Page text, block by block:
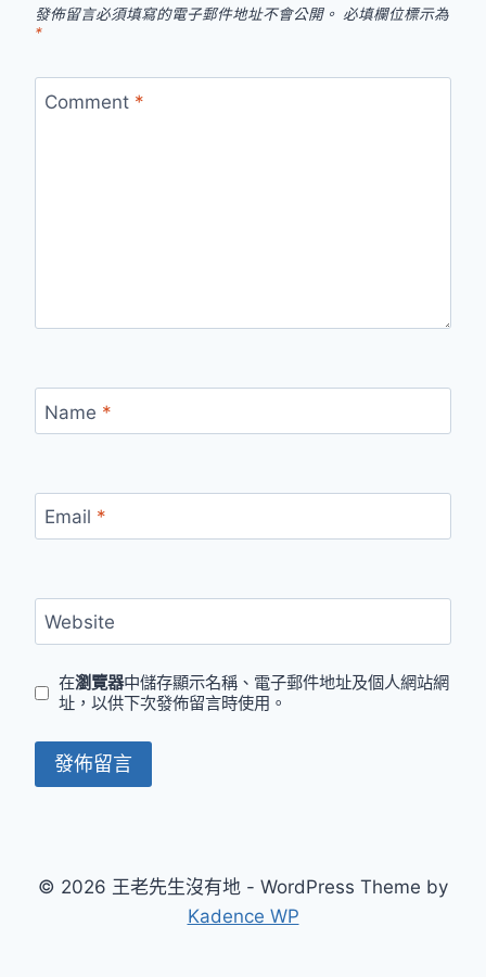
發佈留言必須填寫的電子郵件地址不會公開。 必填欄位標示為
*
Comment *
Name *
Email *
Website
在瀏覽器中儲存顯示名稱、電子郵件地址及個人網站網
址，以供下次發佈留言時使用。
© 2026 王老先生沒有地 - WordPress Theme by
Kadence WP